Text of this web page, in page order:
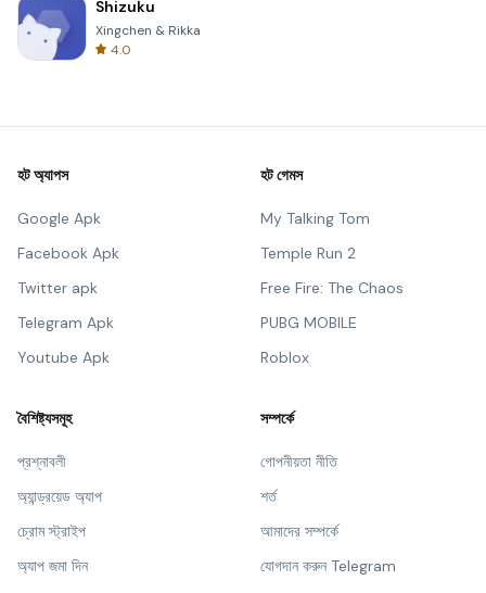
Shizuku
Xingchen & Rikka
4.0
হট অ্যাপস
Google Apk
Facebook Apk
Twitter apk
Telegram Apk
Youtube Apk
হট গেমস
My Talking Tom
Temple Run 2
Free Fire: The Chaos
PUBG MOBILE
Roblox
বৈশিষ্ট্যসমূহ
প্রশ্নাবলী
অ্যান্ড্রয়েড অ্যাপ
চ্রোম স্ট্রাইপ
অ্যাপ জমা দিন
সম্পর্কে
গোপনীয়তা নীতি
শর্ত
আমাদের সম্পর্কে
যোগদান করুন Telegram